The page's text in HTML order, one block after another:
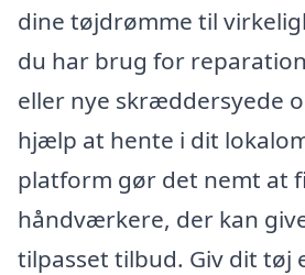
dine tøjdrømme til
du har brug for
eller nye skræddersyede
hjælp at hente i dit
platform gør det nemt at
håndværkere, der kan
tilpasset tilbud. Giv dit tøj